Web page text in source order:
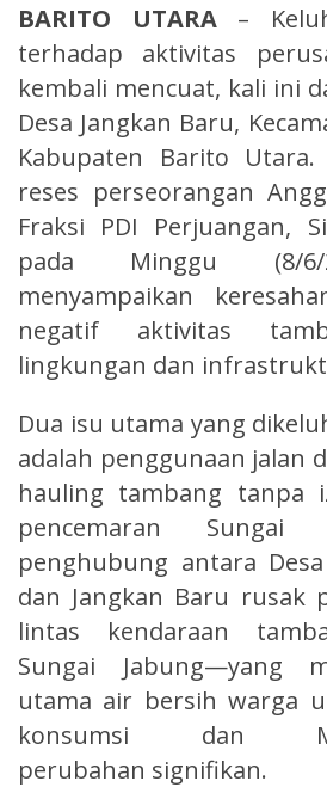
BARITO UTARA–
terhadap aktivitas
kembali mencuat, kali ini
Desa Jangkan Baru,
Kabupaten Barito Utara.
reses perseorangan
Fraksi PDI Perjuangan,
pada Minggu (8/6/
menyampaikan
negatif aktivitas
lingkungan dan
Dua isu utama yang
adalah penggunaan jalan
hauling tambang tanpa
pencemaran Sungai
penghubung antara
dan Jangkan Baru rusak
lintas kendaraan
Sungai Jabung—yang
utama air bersih warga
konsumsi dan
perubahan signifikan.